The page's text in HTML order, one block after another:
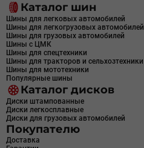
Каталог шин
Шины для легковых автомобилей
Шины для легкогрузовых автомобилей
Шины для грузовых автомобилей
Шины с ЦМК
Шины для спецтехники
Шины для тракторов и сельхозтехники
Шины для мототехники
Популярные шины
Каталог дисков
Диски штампованные
Диски легкосплавные
Диски для грузовых автомобилей
Покупателю
Доставка